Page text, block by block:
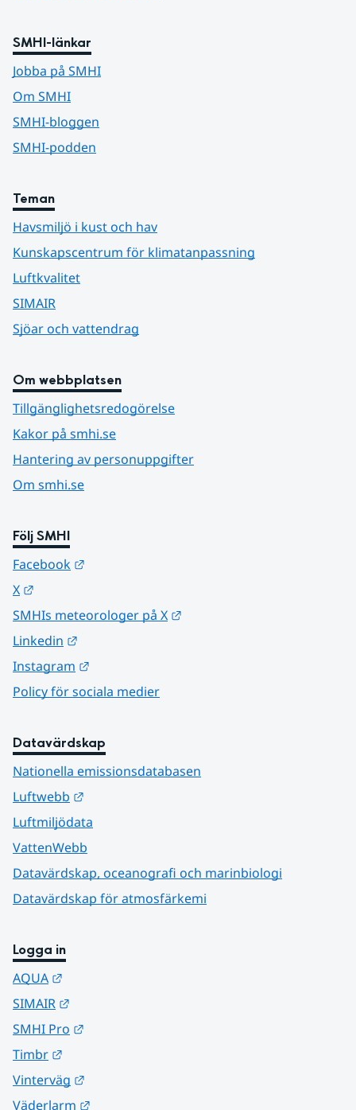
SMHI-länkar
Jobba på SMHI
Om SMHI
SMHI-bloggen
SMHI-podden
Teman
Havsmiljö i kust och hav
Kunskapscentrum för klimatanpassning
Luftkvalitet
SIMAIR
Sjöar och vattendrag
Om webbplatsen
Tillgänglighetsredogörelse
Kakor på smhi.se
Hantering av personuppgifter
Om smhi.se
Följ SMHI
Facebook
X
SMHIs meteorologer på X
Linkedin
Instagram
Policy för sociala medier
Datavärdskap
Nationella emissionsdatabasen
Luftwebb
Luftmiljödata
VattenWebb
Datavärdskap, oceanografi och marinbiologi
Datavärdskap för atmosfärkemi
Logga in
AQUA
SIMAIR
SMHI Pro
Timbr
Vinterväg
Väderlarm